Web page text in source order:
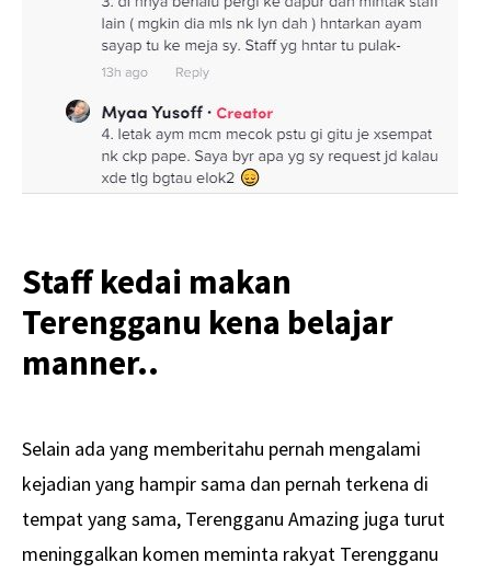
Staff kedai makan
Terengganu kena belajar
manner..
Selain ada yang memberitahu pernah mengalami
kejadian yang hampir sama dan pernah terkena di
tempat yang sama, Terengganu Amazing juga turut
meninggalkan komen meminta rakyat Terengganu